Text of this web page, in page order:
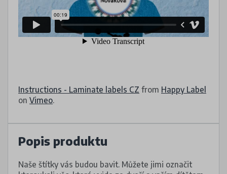
Instructions - Laminate labels CZ from Happy Label
on Vimeo.
Popis produktu
Naše štítky vás budou bavit. Můžete jimi označit